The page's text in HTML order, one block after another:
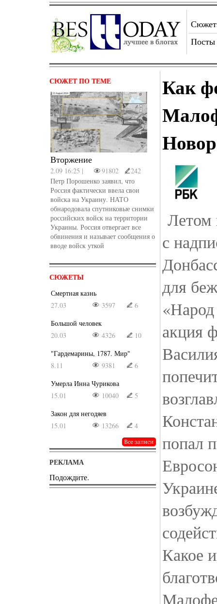
Посты
СЮЖЕТ ПО ТЕМЕ
Вторжение
2.09 16:25 | 91802
242
Петр Порошенко заявил, что
Россия фактически ввела свои
войска на Украину. НАТО
обнародовала спутниковые снимки
российских войск на территории
Украины. Россия отвергает все
обвинения и называет сообщения о
вводе войск уткой
СЮЖЕТЫ
Смертная казнь
27.03
3597
6
Большой человек
20.03
4326
10
"Гардемарины, 1787. Мир"
8.11
9381
6
Умерла Инна Чурикова
15.01
10040
5
Закон для негодяев
15.01
13266 4
РЕКЛАМА
Подождите.
Как
Летом
с
для
акция
попал
Какое